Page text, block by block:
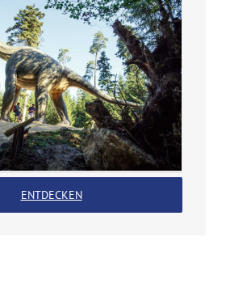
ENTDECKEN